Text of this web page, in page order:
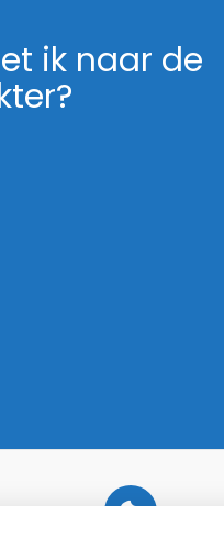
ik naar de